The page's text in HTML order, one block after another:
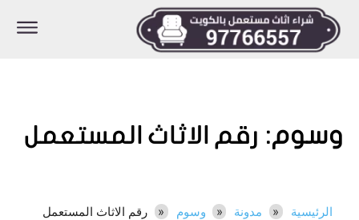
وسوم: رقم الاثاث المستعمل
الرئيسية مدونة وسوم رقم الاثاث المستعمل